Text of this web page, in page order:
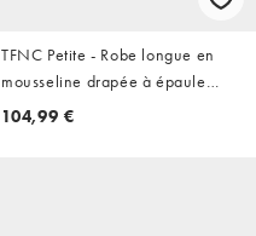
TFNC Petite - Robe longue en
mousseline drapée à épaule
dénudée et taille torsadée - Noir
104,99 €